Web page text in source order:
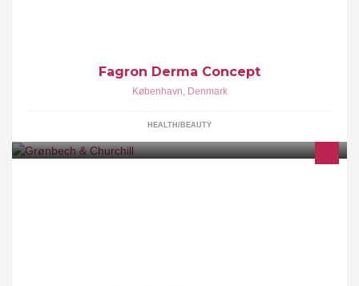
Fagron Derma Concept
København, Denmark
HEALTH/BEAUTY